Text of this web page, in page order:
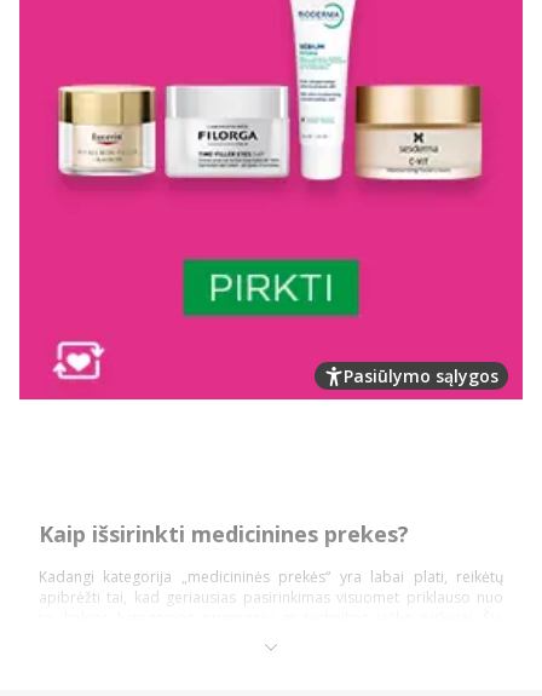
Pasiūlymo sąlygos
Kaip išsirinkti medicinines prekes?
Kadangi kategorija „medicininės prekės“ yra labai plati, reikėtų
apibrėžti tai, kad geriausias pasirinkimas visuomet priklauso nuo